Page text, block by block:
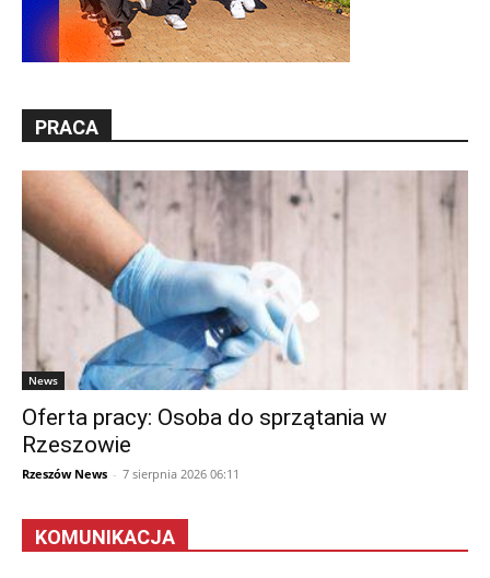
PRACA
News
Oferta pracy: Osoba do sprzątania w
Rzeszowie
Rzeszów News - 7 sierpnia 2026 06:11
KOMUNIKACJA